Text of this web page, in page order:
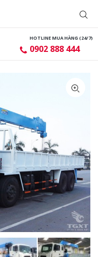
HOTLINE MUA HÀNG (24/7)
0902 888 444